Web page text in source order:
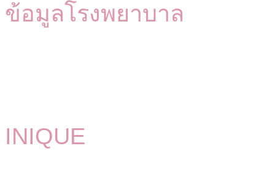
ข้อมูลโรงพยาบาล
INIQUE